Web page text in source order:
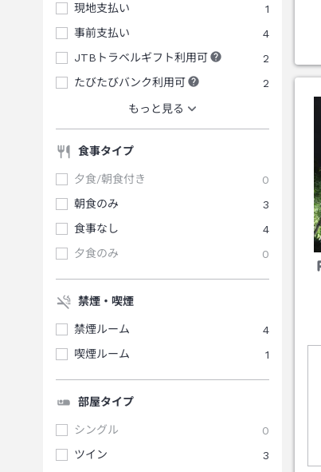
現地支払い
1
事前支払い
4
JTBトラベルギフト利用可
2
たびたびバンク利用可
2
もっと見る
食事タイプ
夕食/朝食付き
0
朝食のみ
3
食事なし
4
夕食のみ
0
禁煙・喫煙
禁煙ルーム
4
喫煙ルーム
1
部屋タイプ
シングル
0
ツイン
3